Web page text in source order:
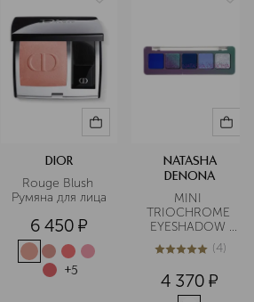
разработан с учетом потребностей
визажистов и направлен на
достижение максимальной
стойкости и пигментации, а также
легкость в использовании.
DIOR
Rouge Blush
Румяна для лица
6 450 ¤
+5
NATASHA
DENONA
MINI
TRIOCHROME
EYESHADOW
PALETTE
Палетка теней
4.8из54 (4)
4 370 ¤